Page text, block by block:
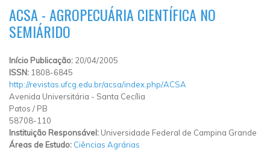
ACSA - AGROPECUÁRIA CIENTÍFICA NO
SEMIÁRIDO
Início Publicação: 20/04/2005
ISSN: 1808-6845
http://revistas.ufcg.edu.br/acsa/index.php/ACSA
Avenida Universitária - Santa Cecília
Patos / PB
58708-110
Instituição Responsável: Universidade Federal de Campina Grande
Áreas de Estudo: Ciências Agrárias